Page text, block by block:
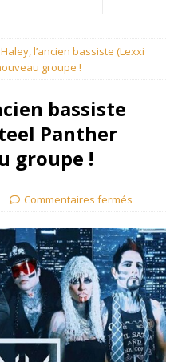
l’ancien bassiste (Lexxi
groupe !
bassiste
Panther
groupe !
Commentaires fermés